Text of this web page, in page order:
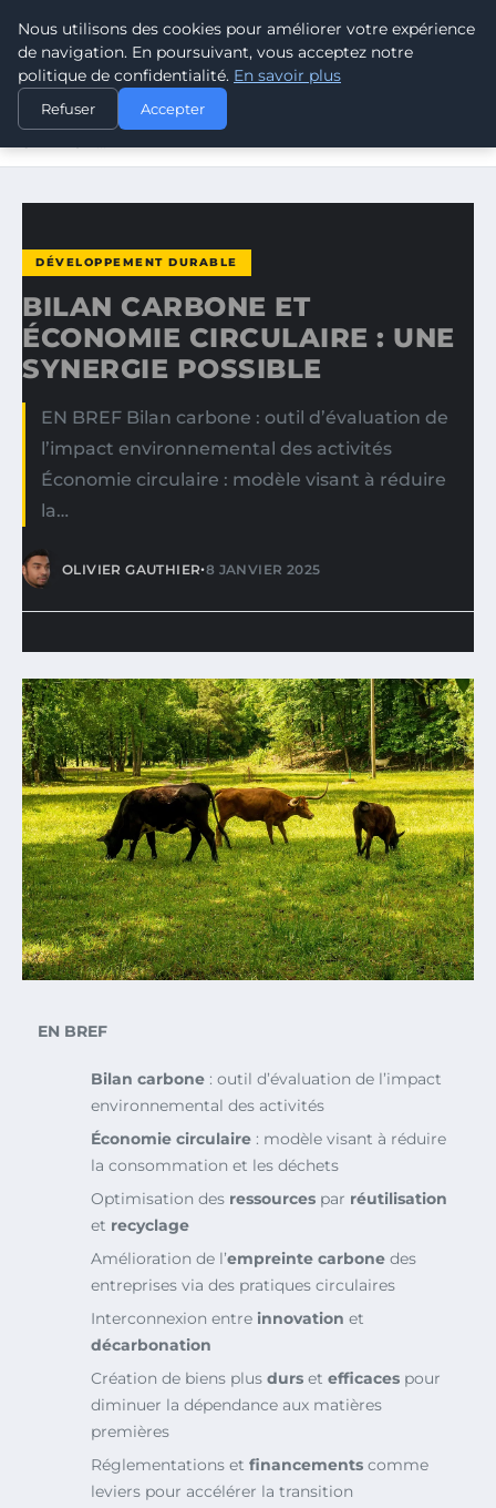
CLIMATE GUARDIAN
ACCUEIL
DÉVELOPPEMENT DURABLE
BILAN CARBONE ET ÉCONOMIE CIRCULAIRE : UNE
DÉVELOPPEMENT DURABLE
BILAN CARBONE ET
ÉCONOMIE CIRCULAIRE : UNE
SYNERGIE POSSIBLE
EN BREF Bilan carbone : outil d’évaluation de
l’impact environnemental des activités
Économie circulaire : modèle visant à réduire
la…
OLIVIER GAUTHIER•8 JANVIER 2025
EN BREF
Bilan carbone : outil d’évaluation de l’impact
environnemental des activités
Économie circulaire : modèle visant à réduire
la consommation et les déchets
Optimisation des ressources par réutilisation
et recyclage
Amélioration de l’empreinte carbone des
entreprises via des pratiques circulaires
Interconnexion entre innovation et
décarbonation
Création de biens plus durs et efficaces pour
diminuer la dépendance aux matières
premières
Réglementations et financements comme
leviers pour accélérer la transition
Nous utilisons des cookies pour améliorer votre expérience
de navigation. En poursuivant, vous acceptez notre
politique de confidentialité. En savoir plus
Refuser Accepter